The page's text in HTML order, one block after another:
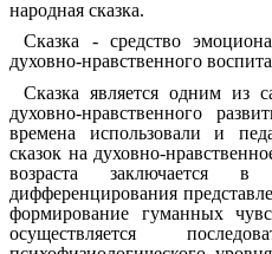
народная сказка.
Сказка - средство
духовно-нравственного
Сказка является одним из
духовно-нравственного
времена использовали и
сказок на духовно-
возраста
дифференцирования
формирование гуманных
осуществляется